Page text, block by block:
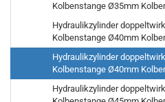
Kolbenstange Ø35mm
Hydraulikzylinder
Kolbenstange Ø40mm
Hydraulikzylinder
Kolbenstange Ø40mm
Hydraulikzylinder